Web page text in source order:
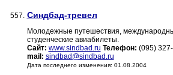
557. Синдбад-тревел
Молодежные путешествия,
студенческие авиабилеты.
Сайт: www.sindbad.ru Телефон: (095)
mail: sindbad@sindbad.ru
Дата последнего изменения: 01.08.2004